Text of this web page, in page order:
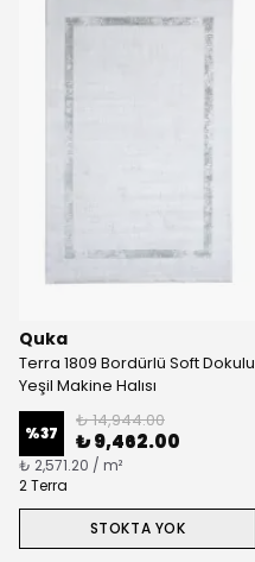
Quka
Terra 1809 Bordürlü Soft Dokulu
Yeşil Makine Halısı
%37
₺ 14,944.00
₺ 9,462.00
₺ 2,571.20 / m²
2 Terra
STOKTA YOK